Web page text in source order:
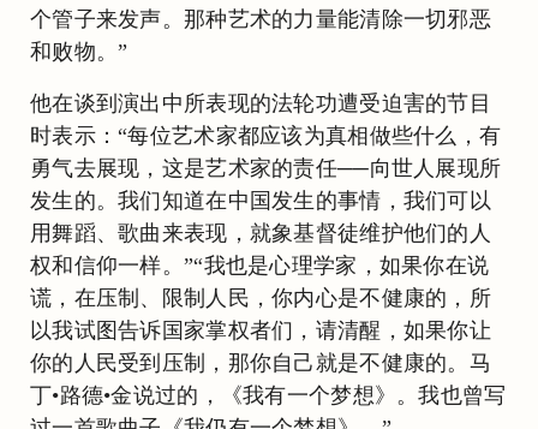
个管子来发声。那种艺术的力量能清除一切邪恶
和败物。”
他在谈到演出中所表现的法轮功遭受迫害的节目
时表示：“每位艺术家都应该为真相做些什么，有
勇气去展现，这是艺术家的责任──向世人展现所
发生的。我们知道在中国发生的事情，我们可以
用舞蹈、歌曲来表现，就象基督徒维护他们的人
权和信仰一样。”“我也是心理学家，如果你在说
谎，在压制、限制人民，你内心是不健康的，所
以我试图告诉国家掌权者们，请清醒，如果你让
你的人民受到压制，那你自己就是不健康的。马
丁•路德•金说过的，《我有一个梦想》。我也曾写